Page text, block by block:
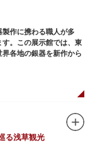
御朱印帳の販売や、鳥
作に携わる職人が多
。この展示館では、東
各地の銀器を新作から
る浅草観光